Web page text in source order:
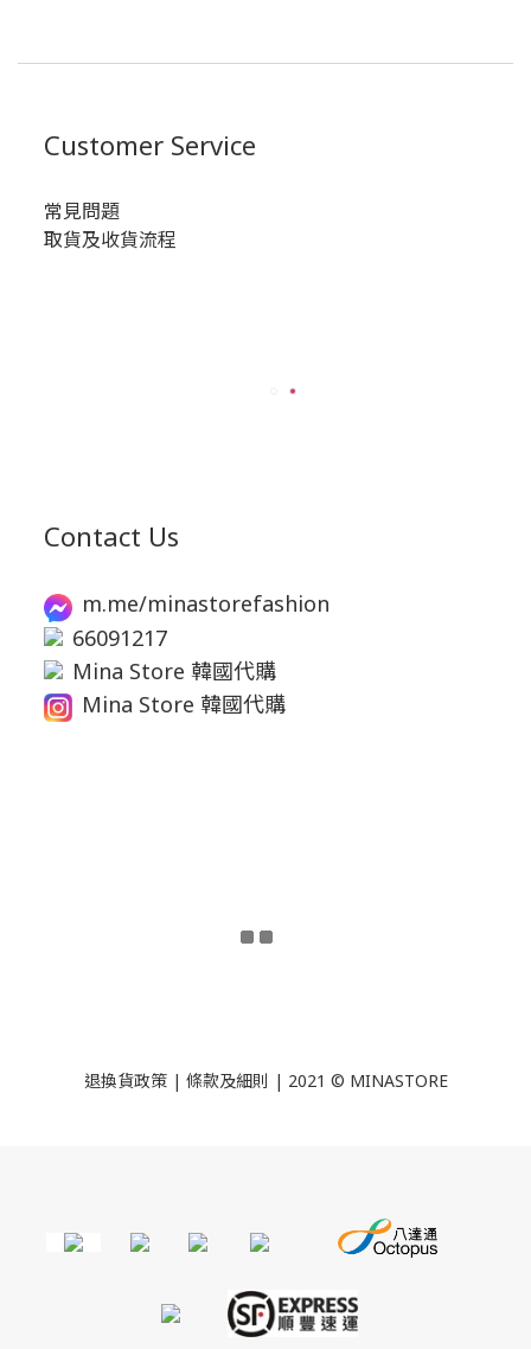
Customer Service
常見問題
取貨及收貨流程
Contact Us
m.me/minastorefashion
66091217
Mina Store 韓國代購
Mina Store 韓國代購
退換貨政策| 條款及細則 | 2021 © MINASTORE